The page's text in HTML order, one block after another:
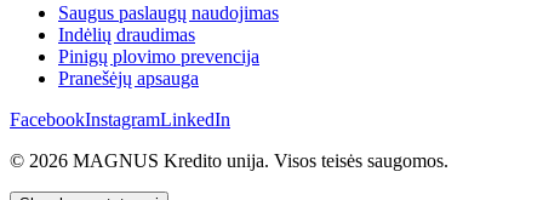
Saugus paslaugų naudojimas
Indėlių draudimas
Pinigų plovimo prevencija
Pranešėjų apsauga
FacebookInstagramLinkedIn
© 2026 MAGNUS Kredito unija. Visos teisės saugomos.